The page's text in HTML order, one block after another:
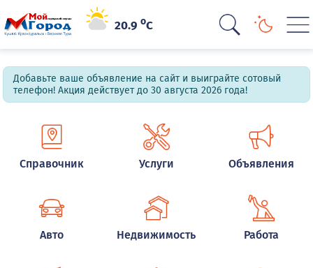
20.9oC
Добавьте ваше объявление на сайт и выиграйте сотовый
телефон! Акция действует до 30 августа 2026 года!
Справочник Услуги Объявления
Авто Недвижимость Работа